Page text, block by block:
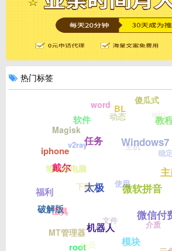
热门标签
微软拼音
太极
机器人
模块
微信付
Windows7
任务
戴尔
破解版
root
教
BL
软件
iphone
福利
MT管理器
傻瓜式
word
Magisk
笔记本电脑
工具
会员
win
动态
v2ray
下载
文件 介质
稳
主机
使用